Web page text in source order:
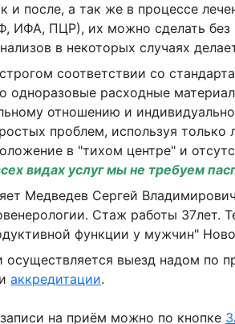
и после, а так же в процессе
ПЦР), их можно сделать без
в некоторых случаях
соответствии со
одноразовые расходные
отношению и
проблем, используя
в "тихом центре" и
видах услуг мы не требуем
Медведев Сергей
Стаж работы 37лет.
функции у мужчин"
выезд надом по
аккредитации.
на приём можно по кнопке